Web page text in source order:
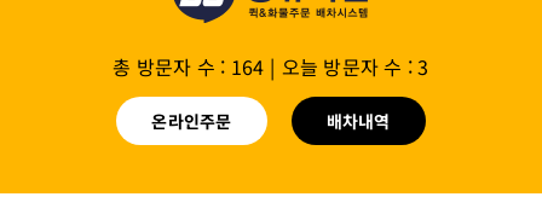
총 방문자 수 : 164 | 오늘 방문자 수 : 3
온라인주문 배차내역